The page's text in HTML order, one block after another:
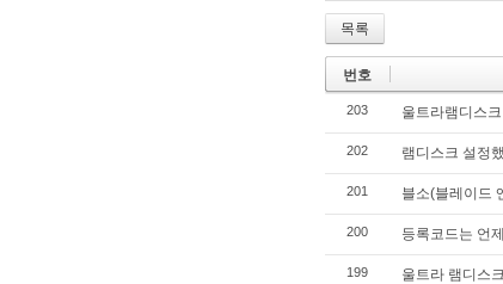
목록
번호
203 울트라램디스
202 램디스크 설정
201 블소(블레이드
200 등록코드는 언
199 울트라 램디스